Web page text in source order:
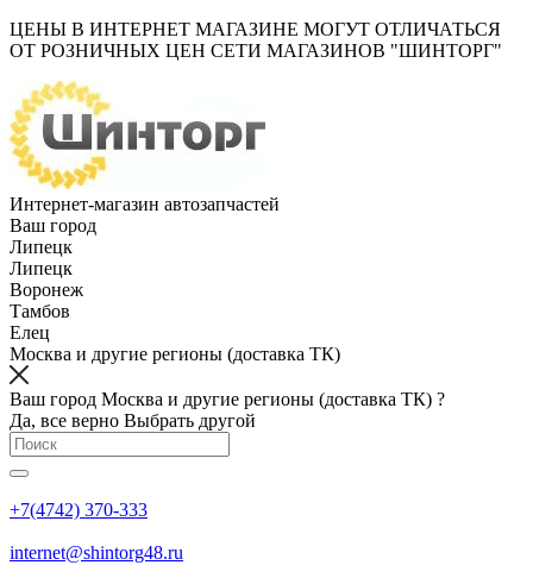
ЦЕНЫ В ИНТЕРНЕТ МАГАЗИНЕ МОГУТ ОТЛИЧАТЬСЯ
ОТ РОЗНИЧНЫХ ЦЕН СЕТИ МАГАЗИНОВ "ШИНТОРГ"
Интернет-магазин автозапчастей
Ваш город
Липецк
Липецк
Воронеж
Тамбов
Елец
Москва и другие регионы (доставка ТК)
Ваш город Москва и другие регионы (доставка ТК) ?
Да, все верно Выбрать другой
+7(4742) 370-333
internet@shintorg48.ru